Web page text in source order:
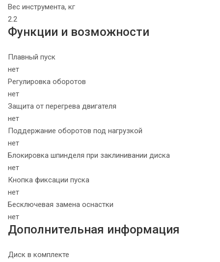
Вес инструмента, кг
2.2
Функции и возможности
Плавный пуск
нет
Регулировка оборотов
нет
Защита от перегрева двигателя
нет
Поддержание оборотов под нагрузкой
нет
Блокировка шпинделя при заклинивании диска
нет
Кнопка фиксации пуска
нет
Бесключевая замена оснастки
нет
Дополнительная информация
Диск в комплекте